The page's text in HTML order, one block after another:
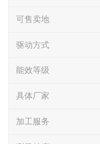
可售卖地
驱动方式
能效等级
具体厂家
加工服务